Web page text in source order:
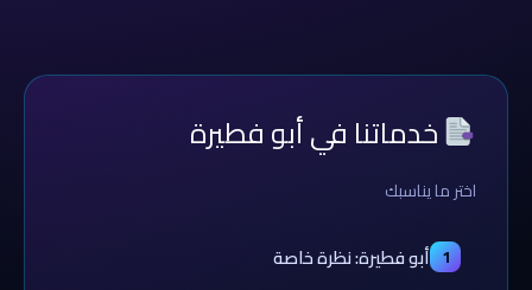
خدماتنا في أبو فطيرة
اختر ما يناسبك
1 أبو فطيرة: نظرة خاصة